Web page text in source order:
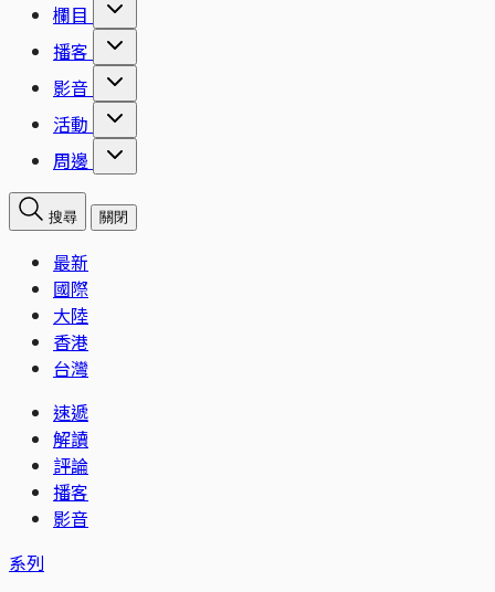
欄目
播客
影音
活動
周邊
搜尋 關閉
最新
國際
大陸
香港
台灣
速遞
解讀
評論
播客
影音
系列